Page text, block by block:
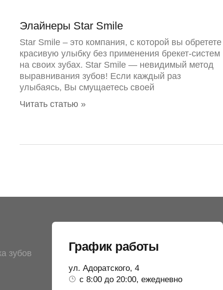
Элайнеры Star Smile
Star Smile – это компания, с которой вы обретете
красивую улыбку без применения брекет-систем
на своих зубах. Star Smile — невидимый метод
выравнивания зубов! Если каждый раз
улыбаясь, Вы смущаетесь своей
Читать статью »
зубов
График работы
ул. Адоратского, 4
с 8:00 до 20:00, ежедневно